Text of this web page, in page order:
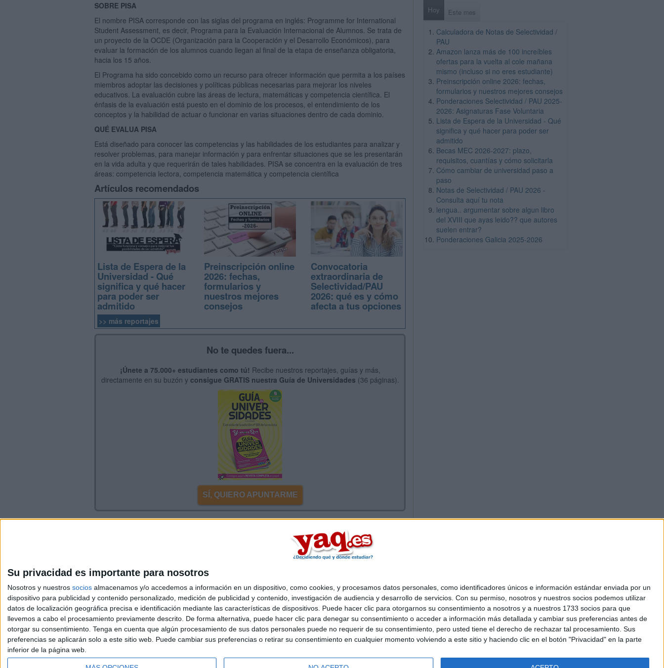
Su privacidad es importante para nosotros
Nosotros y nuestros socios almacenamos y/o accedemos a información en un dispositivo, como cookies, y procesamos datos personales, como identificadores únicos e información estándar enviada por un
dispositivo para publicidad y contenido personalizado, medición de publicidad y contenido, investigación de audiencia y desarrollo de servicios. Con su permiso, nosotros y nuestros socios podemos utilizar
datos de localización geográfica precisa e identificación mediante las características de dispositivos. Puede hacer clic para otorgarnos su consentimiento a nosotros y a nuestros 1733 socios para que
llevemos a cabo el procesamiento previamente descrito. De forma alternativa, puede hacer clic para denegar su consentimiento o acceder a información más detallada y cambiar sus preferencias antes de
otorgar su consentimiento. Tenga en cuenta que algún procesamiento de sus datos personales puede no requerir de su consentimiento, pero usted tiene el derecho de rechazar tal procesamiento. Sus
preferencias se aplicarán solo a este sitio web. Puede cambiar sus preferencias o retirar su consentimiento en cualquier momento volviendo a este sitio y haciendo clic en el botón "Privacidad" en la parte
inferior de la página web.
SOBRE PISA
El nombre PISA corresponde con las siglas del programa en inglés: Programme for International
Student Assessment, es decir, Programa para la Evaluación Internacional de Alumnos. Se trata de
un proyecto de la OCDE (Organización para la Cooperación y el Desarrollo Económicos), para
evaluar la formación de los alumnos cuando llegan al final de la etapa de enseñanza obligatoria,
hacia los 15 años.
El Programa ha sido concebido como un recurso para ofrecer información que permita a los países
miembros adoptar las decisiones y políticas públicas necesarias para mejorar los niveles
educativos. La evaluación cubre las áreas de lectura, matemáticas y competencia científica. El
énfasis de la evaluación está puesto en el dominio de los procesos, el entendimiento de los
conceptos y la habilidad de actuar o funcionar en varias situaciones dentro de cada dominio.
QUÉ EVALUA PISA
Está diseñado para conocer las competencias y las habilidades de los estudiantes para analizar y
resolver problemas, para manejar información y para enfrentar situaciones que se les presentarán
en la vida adulta y que requerirán de tales habilidades. PISA se concentra en la evaluación de tres
áreas: competencia lectora, competencia matemática y competencia científica
Artículos recomendados
Lista de Espera de la
Universidad - Qué
significa y qué hacer
para poder ser
admitido
Preinscripción online
2026: fechas,
formularios y
nuestros mejores
consejos
Convocatoria
extraordinaria de
Selectividad/PAU
2026: qué es y cómo
afecta a tus opciones
>> más reportajes
No te quedes fuera...
¡Únete a 75.000+ estudiantes como tú! Recibe nuestros reportajes, guías y más,
directamente en su buzón y consigue GRATIS nuestra Guía de Universidades (36 páginas).
SÍ, QUIERO APUNTARME
Inicia sesiónoregístratepara enviar comentarios
Hoy Este mes
Calculadora de Notas de Selectividad /
PAU
Amazon lanza más de 100 increíbles
ofertas para la vuelta al cole mañana
mismo (incluso si no eres estudiante)
Preinscripción online 2026: fechas,
formularios y nuestros mejores consejos
Ponderaciones Selectividad / PAU 2025-
2026: Asignaturas Fase Voluntaria
Lista de Espera de la Universidad - Qué
significa y qué hacer para poder ser
admitido
Becas MEC 2026-2027: plazo,
requisitos, cuantías y cómo solicitarla
Cómo cambiar de universidad paso a
paso
Notas de Selectividad / PAU 2026 -
Consulta aquí tu nota
lengua.. argumentar sobre algun libro
del XVIII que ayas leido?? que autores
suelen entrar?
Ponderaciones Galicia 2025-2026
Quiénes somos|Contactar|Anúnciate
Aviso legal|Politica de privacidad|Condiciones generales|Política de cookies
© 2003-2026Compás Mediterráneo S.L.- Diego de León 47 - 28006 Madrid [ESPAÑA] - Tel. +34 91 593 2767